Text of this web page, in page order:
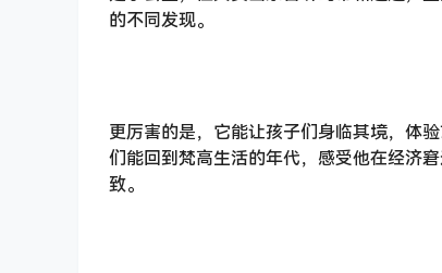
的不同发现。
更厉害的是，它能让孩子们身临其境，体
们能回到梵高生活的年代，感受他在经济
致。